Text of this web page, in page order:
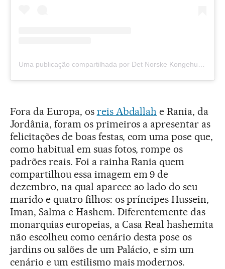
Uma publicação compartilhada por Det Norske Kongehuset (@detnorskekongehus)
Fora da Europa, os reis Abdallah e Rania, da
Jordânia, foram os primeiros a apresentar as
felicitações de boas festas, com uma pose que,
como habitual em suas fotos, rompe os
padrões reais. Foi a rainha Rania quem
compartilhou essa imagem em 9 de
dezembro, na qual aparece ao lado do seu
marido e quatro filhos: os príncipes Hussein,
Iman, Salma e Hashem. Diferentemente das
monarquias europeias, a Casa Real hashemita
não escolheu como cenário desta pose os
jardins ou salões de um Palácio, e sim um
cenário e um estilismo mais modernos.